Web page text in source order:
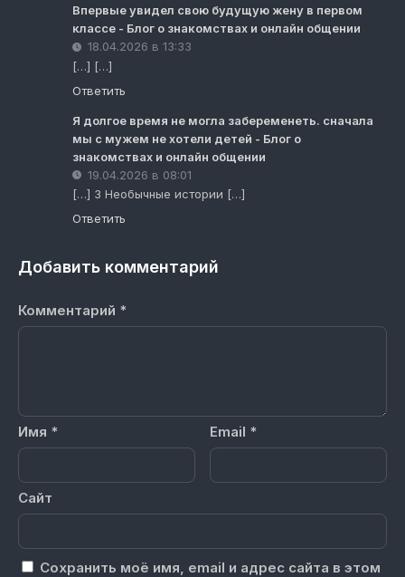
Впервые увидел свою будущую жену в первом
классе - Блог о знакомствах и онлайн общении
18.04.2026 в 13:33
[…] […]
Ответить
Я долгое время не могла забеременеть. сначала
мы с мужем не хотели детей - Блог о
знакомствах и онлайн общении
19.04.2026 в 08:01
[…] 3 Необычные истории […]
Ответить
Добавить комментарий
Комментарий *
Имя * Email *
Сайт
Сохранить моё имя, email и адрес сайта в этом